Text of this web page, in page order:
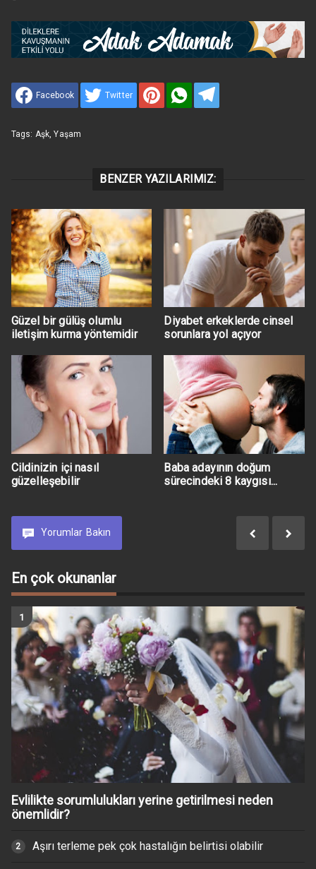
Facebook Twitter
Tags: Aşk ,Yaşam
BENZER YAZILARIMIZ:
Güzel bir gülüş olumlu
iletişim kurma yöntemidir
Diyabet erkeklerde cinsel
sorunlara yol açıyor
Cildinizin içi nasıl
güzelleşebilir
Baba adayının doğum
sürecindeki 8 kaygısı...
Yorumlar Bakın
En çok okunanlar
Evlilikte sorumlulukları yerine getirilmesi neden
önemlidir?
Aşırı terleme pek çok hastalığın belirtisi olabilir